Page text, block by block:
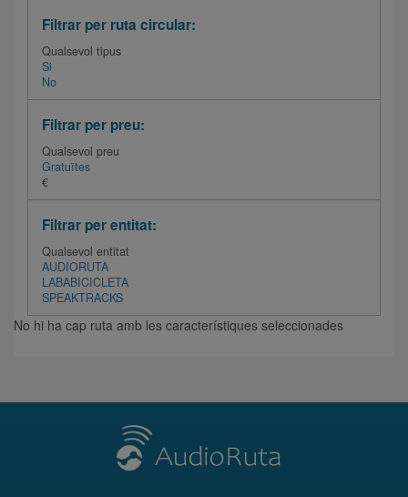
Filtrar per ruta circular:
Qualsevol tipus
Si
No
Filtrar per preu:
Qualsevol preu
Gratuïtes
€
Filtrar per entitat:
Qualsevol entitat
AUDIORUTA
LABABICICLETA
SPEAKTRACKS
No hi ha cap ruta amb les característiques seleccionades